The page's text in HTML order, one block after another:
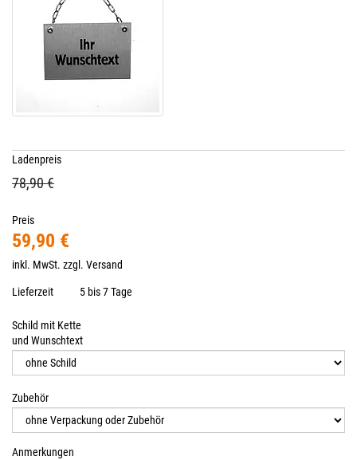
Ladenpreis
78,90 €
Preis
59,90 €
inkl. MwSt. zzgl. Versand
Lieferzeit 5 bis 7 Tage
Schild mit Kette
und Wunschtext
Zubehör
Anmerkungen